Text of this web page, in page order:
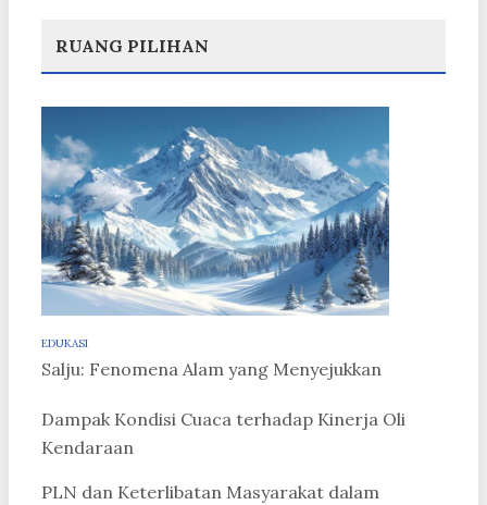
RUANG PILIHAN
EDUKASI
Salju: Fenomena Alam yang Menyejukkan
Dampak Kondisi Cuaca terhadap Kinerja Oli
Kendaraan
PLN dan Keterlibatan Masyarakat dalam